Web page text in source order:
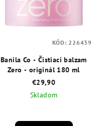
Banila Co - Čistiaci balzam
Zero - originál 180 ml
€29,90
Skladom
hodnotenie
KÓD: 226439